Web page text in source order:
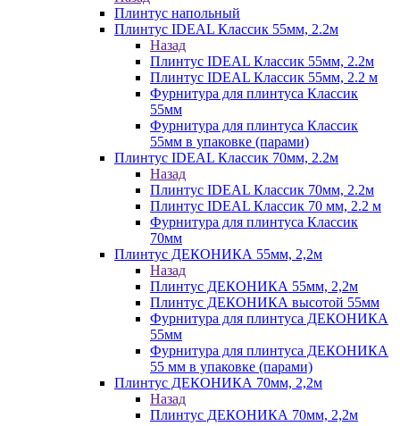
Плинтус напольный
Плинтус IDEAL Классик 55мм, 2.2м
Назад
Плинтус IDEAL Классик 55мм, 2.2м
Плинтус IDEAL Классик 55мм, 2.2 м
Фурнитура для плинтуса Классик
55мм
Фурнитура для плинтуса Классик
55мм в упаковке (парами)
Плинтус IDEAL Классик 70мм, 2.2м
Назад
Плинтус IDEAL Классик 70мм, 2.2м
Плинтус IDEAL Классик 70 мм, 2.2 м
Фурнитура для плинтуса Классик
70мм
Плинтус ДЕКОНИКА 55мм, 2,2м
Назад
Плинтус ДЕКОНИКА 55мм, 2,2м
Плинтус ДЕКОНИКА высотой 55мм
Фурнитура для плинтуса ДЕКОНИКА
55мм
Фурнитура для плинтуса ДЕКОНИКА
55 мм в упаковке (парами)
Плинтус ДЕКОНИКА 70мм, 2,2м
Назад
Плинтус ДЕКОНИКА 70мм, 2,2м